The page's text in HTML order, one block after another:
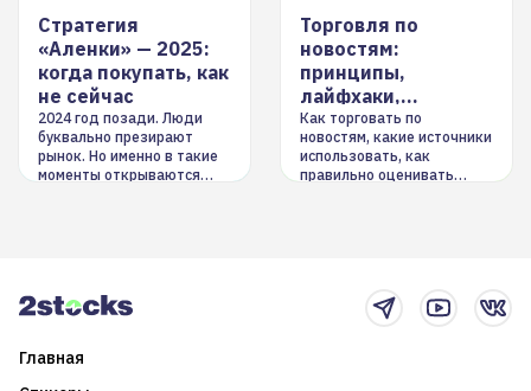
Стратегия
«Аленки» — 2025:
когда покупать, как
не сейчас
2024 год позади. Люди
буквально презирают
рынок. Но именно в такие
моменты открываются
Торговля по
новостям:
принципы,
лайфхаки,
инструменты
Как торговать по
новостям, какие источники
использовать, как
правильно оценивать
Главная